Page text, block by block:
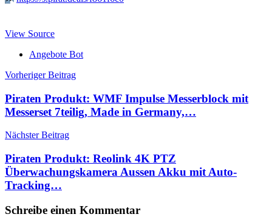
View Source
Angebote Bot
Beitragsnavigation
Vorheriger Beitrag
Piraten Produkt: WMF Impulse Messerblock mit
Messerset 7teilig, Made in Germany,…
Nächster Beitrag
Piraten Produkt: Reolink 4K PTZ
Überwachungskamera Aussen Akku mit Auto-
Tracking…
Schreibe einen Kommentar